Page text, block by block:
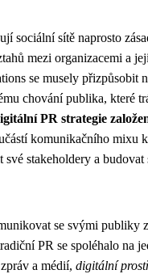
sociální sítě naprosto
mezi organizacemi a
se musely přizpůsobit
chování publika, které
PR strategie
komunikačního mixu
své stakeholdery a
se svými publiky
PR se spoléhalo na
a médií, digitální